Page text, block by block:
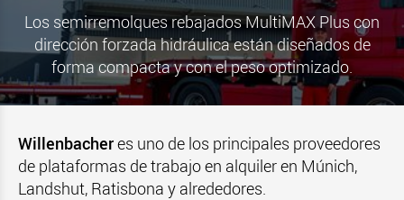
Los semirremolques rebajados MultiMAX Plus con
dirección forzada hidráulica están diseñados de
forma compacta y con el peso optimizado.
Willenbacheres uno de los principales proveedores
de plataformas de trabajo en alquiler en Múnich,
Landshut, Ratisbona y alrededores.